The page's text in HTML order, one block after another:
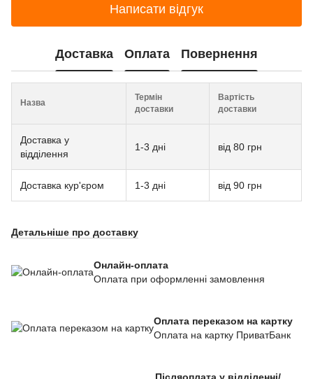
Написати відгук
Доставка Оплата Повернення
Назва
Термін
доставки
Вартість
доставки
Доставка у
відділення
1-3 дні від 80 грн
Доставка кур'єром 1-3 дні від 90 грн
Детальніше про доставку
Онлайн-оплата
Оплата при оформленні замовлення
Оплата переказом на картку
Оплата на картку ПриватБанк
Післяоплата у відділенні/